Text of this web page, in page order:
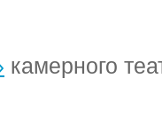
камерного